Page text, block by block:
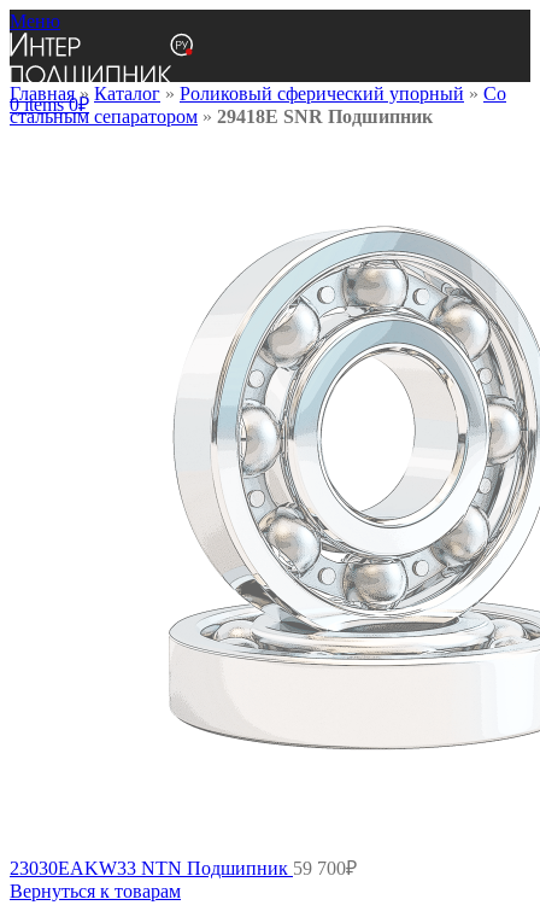
Меню
0items 0₽
Главная» Каталог » Роликовый сферический упорный » Со
стальным сепаратором » 29418E SNR Подшипник
23030EAKW33 NTN Подшипник 59 700₽
Вернуться к товарам